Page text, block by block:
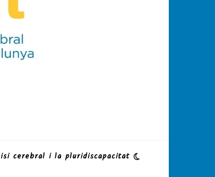
cerebral i la pluridiscapacitat